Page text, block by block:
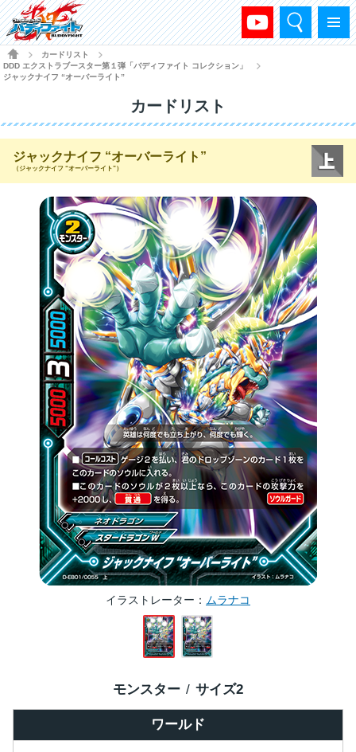
メニュー
検索
HOME
カードリスト
DDD エクストラブースター第１弾「バディファイト コレクション」
ジャックナイフ “オーバーライト”
カードリスト
ジャックナイフ “オーバーライト”
（ジャックナイフ “オーバーライト”）
イラストレーター ムラナコ
ワールド
モンスター サイズ2